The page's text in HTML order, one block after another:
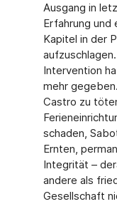
Ausgang in
Erfahrung und
Kapitel in der
Intervention
mehr
Castro zu
schaden,
Ernten,
Integrität –
andere als
Gesellschaft